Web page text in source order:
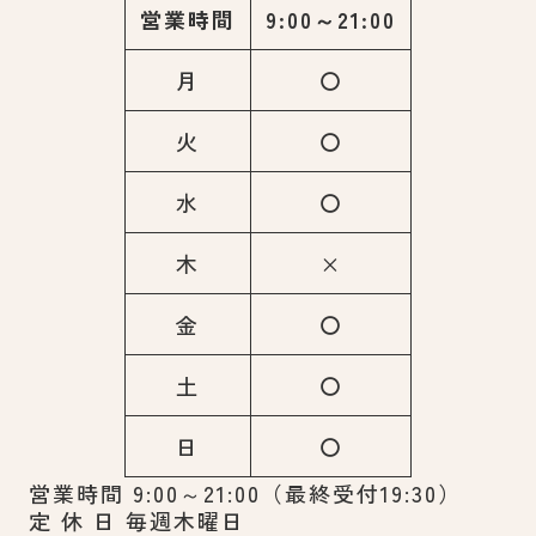
営業時間
9:00～21:00
月
〇
火
〇
水
〇
木
×
金
〇
土
〇
日
〇
営業時間 9:00～21:00（最終受付19:30）
定 休 日 毎週木曜日